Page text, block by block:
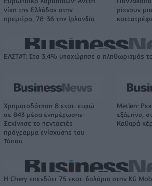
νίκη της Ελλάδας στην
πρεμιέρα, 78-36 την Ιρλανδία
ρίχνουν
ΕΛΣΤΑΤ: Στο 3,4% υποχώρησε ο πληθωρισμός
Χρηματοδότηση 8 εκατ. ευρώ
σε 843 μέσα ενημέρωσης-
Ξεκίνησε το πενταετές
πρόγραμμα ενίσχυσης του
Τύπου
Metlen:
εξάμηνο,
Καθαρά
Η Chery επενδύει 75 εκατ. δολάρια στην KG